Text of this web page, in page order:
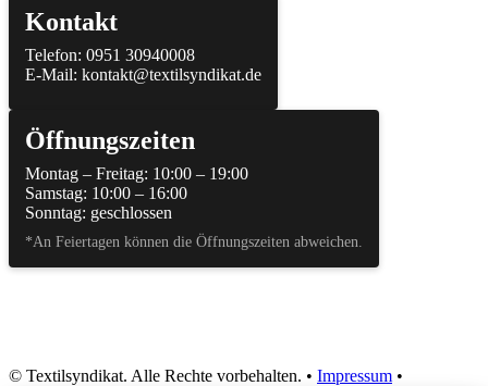
Kontakt
Telefon: 0951 30940008
E-Mail: kontakt@textilsyndikat.de
Öffnungszeiten
Montag – Freitag: 10:00 – 19:00
Samstag: 10:00 – 16:00
Sonntag: geschlossen
*An Feiertagen können die Öffnungszeiten abweichen.
© Textilsyndikat. Alle Rechte vorbehalten. • Impressum •